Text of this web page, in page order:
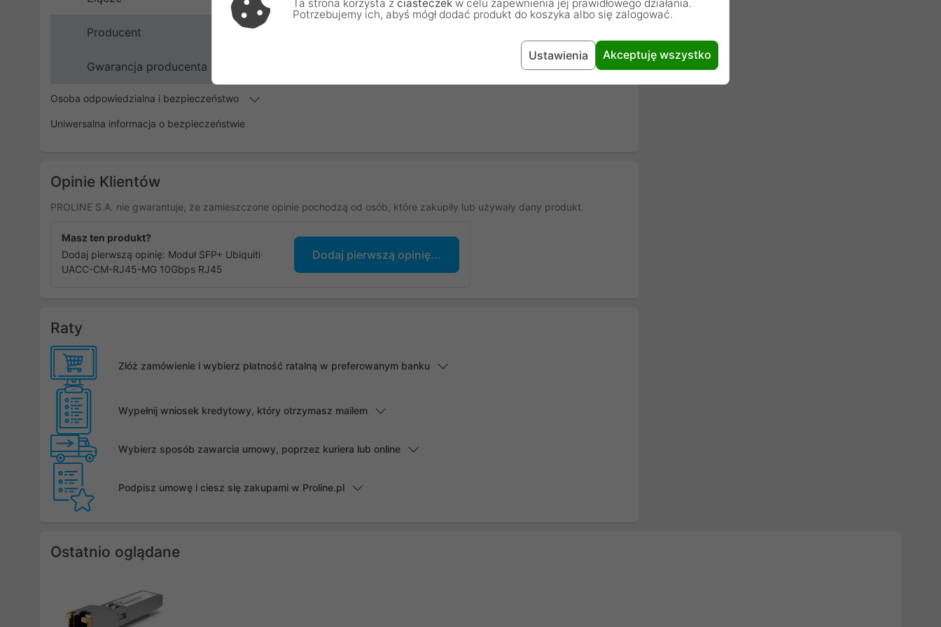
Producent
Gwarancja producenta
Osoba odpowiedzialna i bezpieczeństwo
Uniwersalna informacja o bezpieczeństwie
Opinie Klientów
PROLINE S.A. nie gwarantuje, że zamieszczone opinie pochodzą od osób, które zakupiły lub używały dany produkt.
Masz ten produkt?
Dodaj pierwszą opinię: Moduł SFP+ Ubiquiti
UACC-CM-RJ45-MG 10Gbps RJ45
Dodaj pierwszą opinię...
Raty
Złóż zamówienie i wybierz płatność ratalną w preferowanym banku
Wypełnij wniosek kredytowy, który otrzymasz mailem
Wybierz sposób zawarcia umowy, poprzez kuriera lub online
Podpisz umowę i ciesz się zakupami w Proline.pl
Ostatnio oglądane
Ta strona korzysta z ciasteczek w celu zapewnienia jej prawidłowego działania.
Potrzebujemy ich, abyś mógł dodać produkt do koszyka albo się zalogować.
Ustawienia Akceptuję wszystko